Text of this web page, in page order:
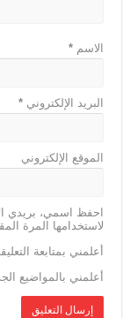
الاسم*
البريد الإلكتروني*
الموقع الإلكتروني
احفظ اسمي، بريدي
لاستخدامها المرة
أعلمني بمتابعة
أعلمني بالمواضيع